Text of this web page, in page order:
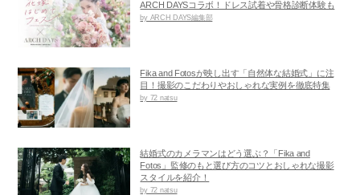
ARCH DAYSコラボ！ドレス試着や骨格診断体験も
by ARCH DAYS編集部
Fika and Fotosが映し出す「自然体な結婚式」に注
目！撮影のこだわりやおしゃれな実例を徹底特集
by 72 natsu
結婚式のカメラマンはどう選ぶ？「Fika and
Fotos」監修のもと選び方のコツとおしゃれな撮影
スタイルを紹介！
by 72 natsu